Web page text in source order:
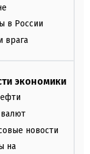
в России
врага
экономики
новости
на